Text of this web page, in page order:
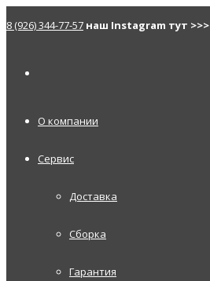
8 (926) 344-77-57 наш Instagram тут >>>
О компании
Сервис
Доставка
Сборка
Гарантия